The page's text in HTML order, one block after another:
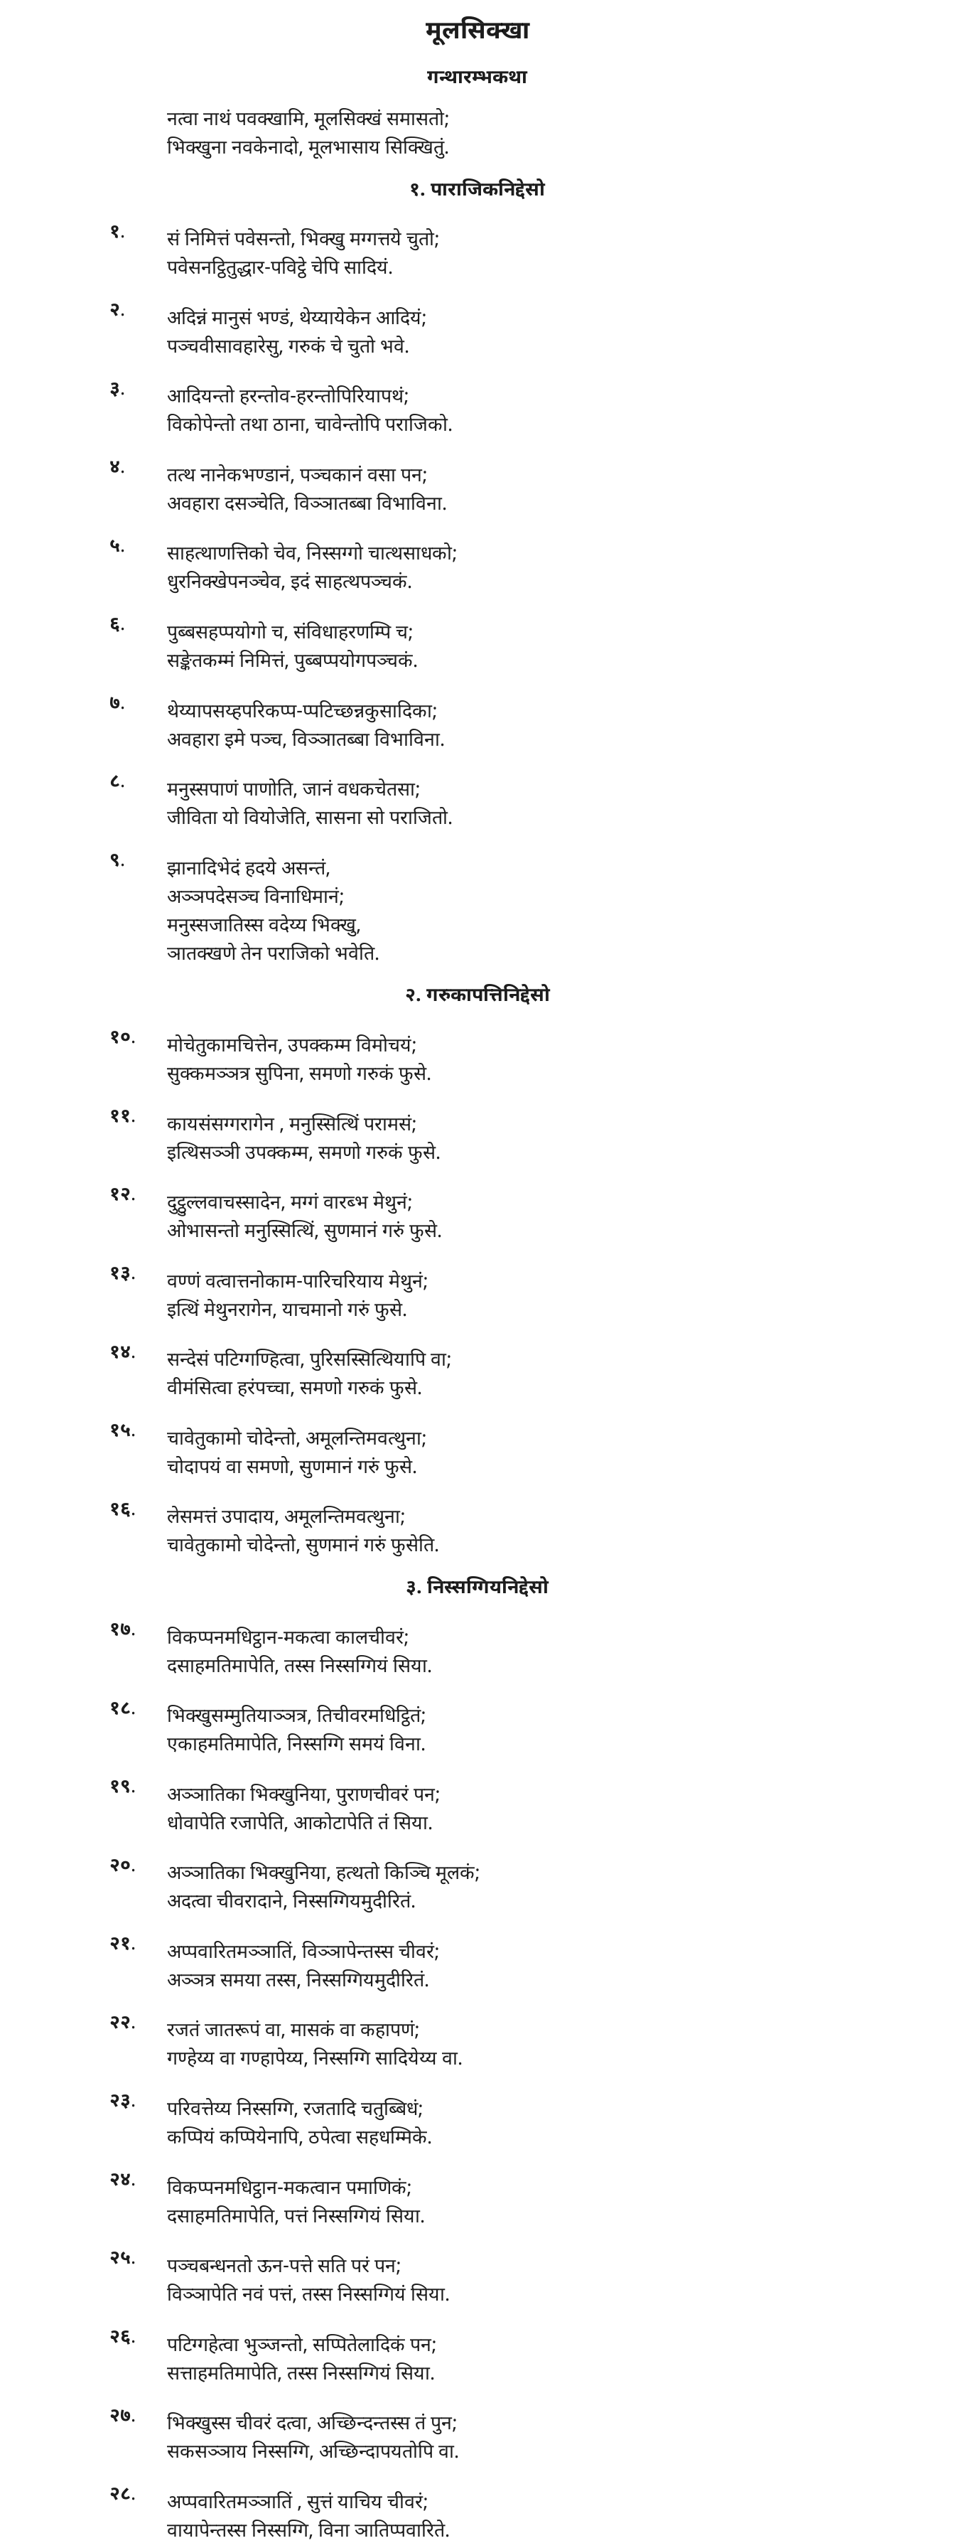
मूलसिक्खा
गन्थारम्भकथा
नत्वानाथं पवक्खामि, मूलसिक्खं समासतो;
भिक्खुना नवकेनादो, मूलभासाय सिक्खितुं.
१. पाराजिकनिद्देसो
१.
सं निमित्तं पवेसन्तो, भिक्खु मग्गत्तये चुतो;
पवेसनट्ठितुद्धार-पविट्ठे चेपि सादियं.
२.
अदिन्नं मानुसं भण्डं, थेय्यायेकेन आदियं;
पञ्चवीसावहारेसु, गरुकं चे चुतो भवे.
३. आदियन्तोहरन्तोव-हरन्तोपिरियापथं;
विकोपेन्तो तथा ठाना, चावेन्तोपि पराजिको.
४.
तत्थ नानेकभण्डानं, पञ्चकानं वसा पन;
अवहारा दसञ्चेति, विञ्ञातब्बा विभाविना.
५.
साहत्थाणत्तिको चेव, निस्सग्गो चात्थसाधको;
धुरनिक्खेपनञ्चेव, इदं साहत्थपञ्चकं.
६. पुब्बसहप्पयोगोच, संविधाहरणम्पि च;
सङ्केतकम्मं निमित्तं, पुब्बप्पयोगपञ्चकं.
७.
थेय्यापसय्हपरिकप्प-प्पटिच्छन्नकुसादिका;
अवहारा इमे पञ्च, विञ्ञातब्बा विभाविना.
८.
मनुस्सपाणं पाणोति, जानं वधकचेतसा;
जीविता यो वियोजेति, सासना सो पराजितो.
९.
झानादिभेदं हदये असन्तं,
अञ्ञपदेसञ्च विनाधिमानं;
मनुस्सजातिस्स वदेय्य भिक्खु,
ञातक्खणे तेन पराजिको भवेति.
२. गरुकापत्तिनिद्देसो
१०.
मोचेतुकामचित्तेन, उपक्कम्म विमोचयं;
सुक्कमञ्ञत्र सुपिना, समणो गरुकं फुसे.
११. कायसंसग्गरागेन , मनुस्सित्थिं परामसं;
इत्थिसञ्ञी उपक्कम्म, समणो गरुकं फुसे.
१२.
दुट्ठुल्लवाचस्सादेन, मग्गं वारब्भ मेथुनं;
ओभासन्तो मनुस्सित्थिं, सुणमानं गरुं फुसे.
१३.
वण्णं वत्वात्तनोकाम-पारिचरियाय मेथुनं;
इत्थिं मेथुनरागेन, याचमानो गरुं फुसे.
१४.
सन्देसं पटिग्गण्हित्वा, पुरिसस्सित्थियापि वा;
वीमंसित्वा हरंपच्चा, समणो गरुकं फुसे.
१५.
चावेतुकामो चोदेन्तो, अमूलन्तिमवत्थुना;
चोदापयं वा समणो, सुणमानं गरुं फुसे.
१६.
लेसमत्तं उपादाय, अमूलन्तिमवत्थुना;
चावेतुकामो चोदेन्तो, सुणमानं गरुं फुसेति.
३. निस्सग्गियनिद्देसो
१७. विकप्पनमधिट्ठान-मकत्वाकालचीवरं;
दसाहमतिमापेति, तस्स निस्सग्गियं सिया.
१८.
भिक्खुसम्मुतियाञ्ञत्र, तिचीवरमधिट्ठितं;
एकाहमतिमापेति, निस्सग्गि समयं विना.
१९.
अञ्ञातिका भिक्खुनिया, पुराणचीवरं पन;
धोवापेति रजापेति, आकोटापेति तं सिया.
२०. अञ्ञातिकाभिक्खुनिया, हत्थतो किञ्चि मूलकं;
अदत्वा चीवरादाने, निस्सग्गियमुदीरितं.
२१.
अप्पवारितमञ्ञातिं, विञ्ञापेन्तस्स चीवरं;
अञ्ञत्र समया तस्स, निस्सग्गियमुदीरितं.
२२.
रजतं जातरूपं वा, मासकं वा कहापणं;
गण्हेय्य वा गण्हापेय्य, निस्सग्गि सादियेय्य वा.
२३.
परिवत्तेय्य निस्सग्गि, रजतादि चतुब्बिधं;
कप्पियं कप्पियेनापि, ठपेत्वा सहधम्मिके.
२४.
विकप्पनमधिट्ठान-मकत्वान पमाणिकं;
दसाहमतिमापेति, पत्तं निस्सग्गियं सिया.
२५.
पञ्चबन्धनतो ऊन-पत्ते सति परं पन;
विञ्ञापेति नवं पत्तं, तस्स निस्सग्गियं सिया.
२६.
पटिग्गहेत्वा भुञ्जन्तो, सप्पितेलादिकं पन;
सत्ताहमतिमापेति, तस्स निस्सग्गियं सिया.
२७.
भिक्खुस्स चीवरं दत्वा, अच्छिन्दन्तस्स तं पुन;
सकसञ्ञाय निस्सग्गि, अच्छिन्दापयतोपि वा.
२८. अप्पवारितमञ्ञातिं , सुत्तं याचिय चीवरं;
वायापेन्तस्स निस्सग्गि, विना ञातिप्पवारिते.